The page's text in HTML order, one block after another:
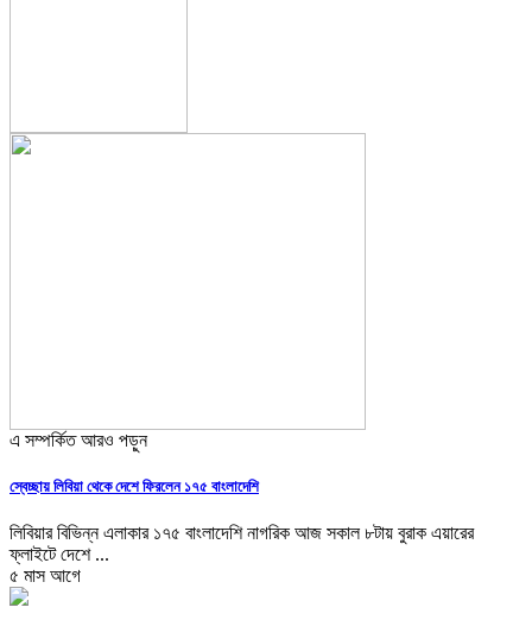
এ সম্পর্কিত আরও পড়ুন
স্বেচ্ছায় লিবিয়া থেকে দেশে ফিরলেন ১৭৫ বাংলাদেশি
লিবিয়ার বিভিন্ন এলাকার ১৭৫ বাংলাদেশি নাগরিক আজ সকাল ৮টায় বুরাক এয়ারের
ফ্লাইটে দেশে ...
৫ মাস আগে